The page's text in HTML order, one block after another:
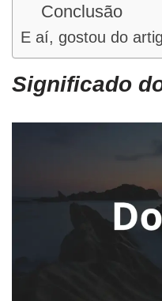
Conclusão
E aí, gostou do
Significado